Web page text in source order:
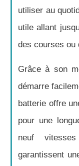
utiliser au
utile allant
des courses ou
Grâce à son
démarre
batterie offre
pour une
neuf
garantissent